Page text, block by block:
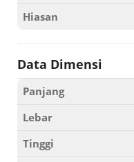
Hiasan
Data Dimensi
Panjang
Lebar
Tinggi